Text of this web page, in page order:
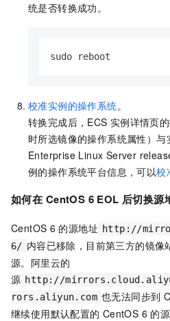
统是否转换成功。
sudo reboot
校准实例的操作系统。
转换完成后，ECS 实例详情页的
时所选镜像的操作系统属性）
Enterprise Linux Server
例的操作系统平台信息，可以校
如何在 CentOS 6 EOL 后切换源
CentOS 6 的源地址 http://
6/ 内容已移除，目前第三方的镜像
源。阿里云的
源 http://
rors.aliyun.com 也无法同步到
继续使用默认配置的 CentOS 6 的